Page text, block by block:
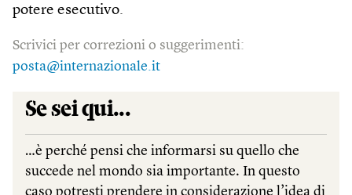
potere esecutivo.
Scrivici per correzioni o suggerimenti:
posta@internazionale.it